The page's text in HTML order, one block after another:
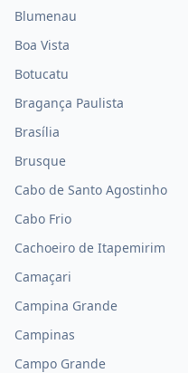
Blumenau
Boa Vista
Botucatu
Bragança Paulista
Brasília
Brusque
Cabo de Santo Agostinho
Cabo Frio
Cachoeiro de Itapemirim
Camaçari
Campina Grande
Campinas
Campo Grande